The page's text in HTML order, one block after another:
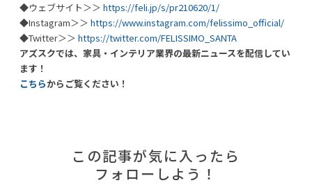
◆ウェブサイト＞＞ https://feli.jp/s/pr210620/1/
◆Instagram＞＞ https://www.instagram.com/felissimo_official/
◆Twitter＞＞ https://twitter.com/FELISSIMO_SANTA
アズスクでは、家具・インテリア業界の最新ニュースを配信してい
ます！
こちらからご覧ください！
この記事が気に入ったら
フォローしよう！